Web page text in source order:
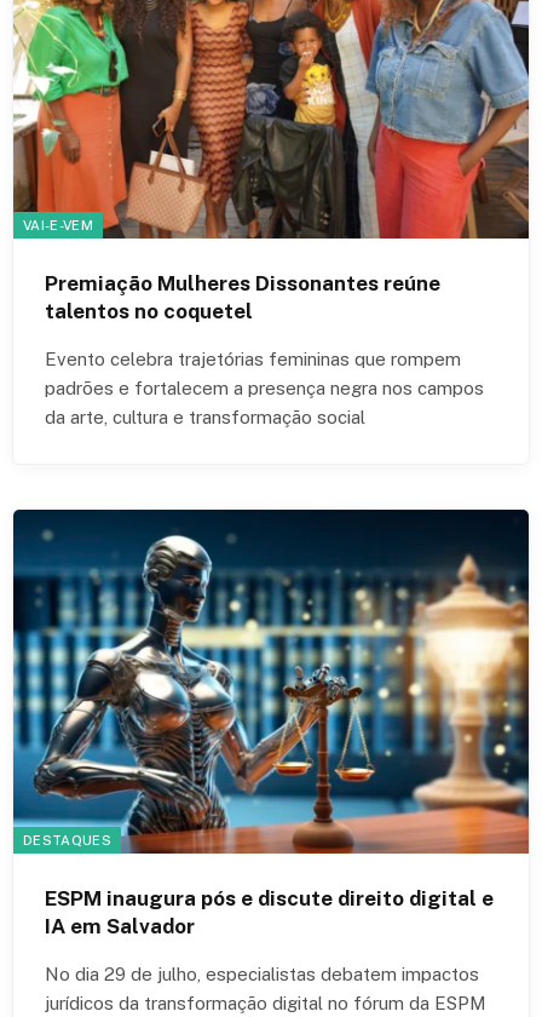
VAI-E-VEM
Premiação Mulheres Dissonantes reúne
talentos no coquetel
Evento celebra trajetórias femininas que rompem
padrões e fortalecem a presença negra nos campos
da arte, cultura e transformação social
DESTAQUES
ESPM inaugura pós e discute direito digital e
IA em Salvador
No dia 29 de julho, especialistas debatem impactos
jurídicos da transformação digital no fórum da ESPM